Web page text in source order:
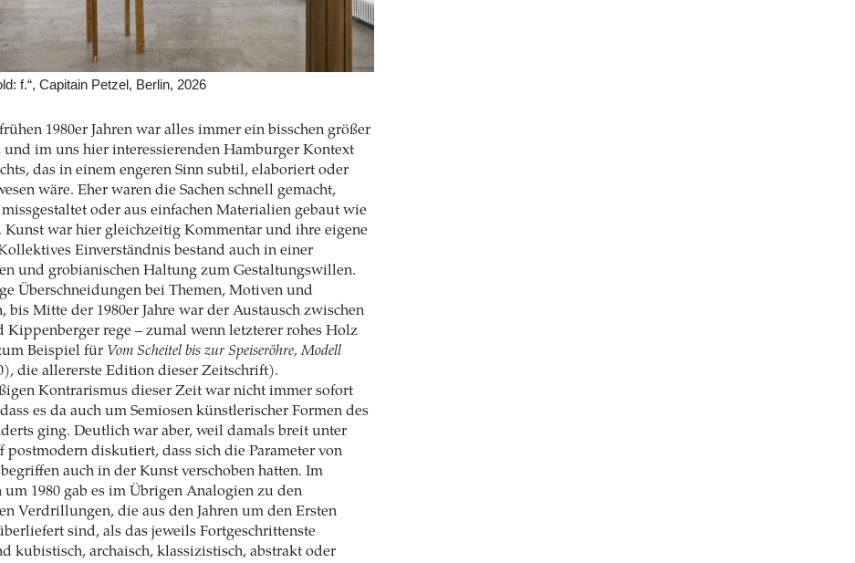
f.“, Capitain Petzel, Berlin, 2026
1980er Jahren war alles immer ein bisschen größer
und im uns hier interessierenden Hamburger Kontext
das in einem engeren Sinn subtil, elaboriert oder
wäre. Eher waren die Sachen schnell gemacht,
oder aus einfachen Materialien gebaut wie
Kunst war hier gleichzeitig Kommentar und ihre eigene
Einverständnis bestand auch in einer
und grobianischen Haltung zum Gestaltungswillen.
Überschneidungen bei Themen, Motiven und
bis Mitte der 1980er Jahre war der Austausch zwischen
Kippenberger rege – zumal wenn letzterer rohes Holz
Beispiel für Vom Scheitel bis zur Speiseröhre, Modell
die allererste Edition dieser Zeitschrift).
Kontrarismus dieser Zeit war nicht immer sofort
es da auch um Semiosen künstlerischer Formen des
ging. Deutlich war aber, weil damals breit unter
postmodern diskutiert, dass sich die Parameter von
auch in der Kunst verschoben hatten. Im
1980 gab es im Übrigen Analogien zu den
Verdrillungen, die aus den Jahren um den Ersten
sind, als das jeweils Fortgeschrittenste
kubistisch, archaisch, klassizistisch, abstrakt oder